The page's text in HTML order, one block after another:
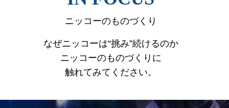
ニッコーのものづくり
なぜニッコーは“挑み”続けるのか
ニッコーのものづくりに
触れてみてください。